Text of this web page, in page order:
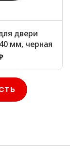
двери
мм, черная